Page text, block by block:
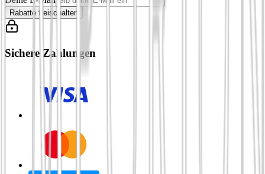
Rabatte freischalten
Sichere Zahlungen